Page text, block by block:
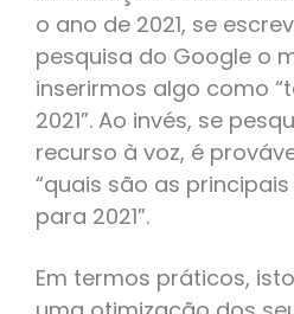
o ano de 2021, se
pesquisa do Google o
inserirmos algo como
2021”. Ao invés, se
recurso à voz, é
“quais são as
para 2021”.
Em termos práticos,